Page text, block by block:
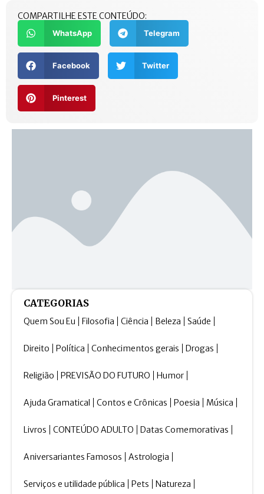
COMPARTILHE ESTE CONTEÚDO:
WhatsApp Telegram
Facebook Twitter
Pinterest
CATEGORIAS
Quem Sou Eu Filosofia Ciência Beleza Saúde
Direito Política Conhecimentos gerais Drogas
Religião PREVISÃO DO FUTURO Humor
Ajuda Gramatical Contos e Crônicas Poesia Música
Livros CONTEÚDO ADULTO Datas Comemorativas
Aniversariantes Famosos Astrologia
Serviços e utilidade pública Pets Natureza